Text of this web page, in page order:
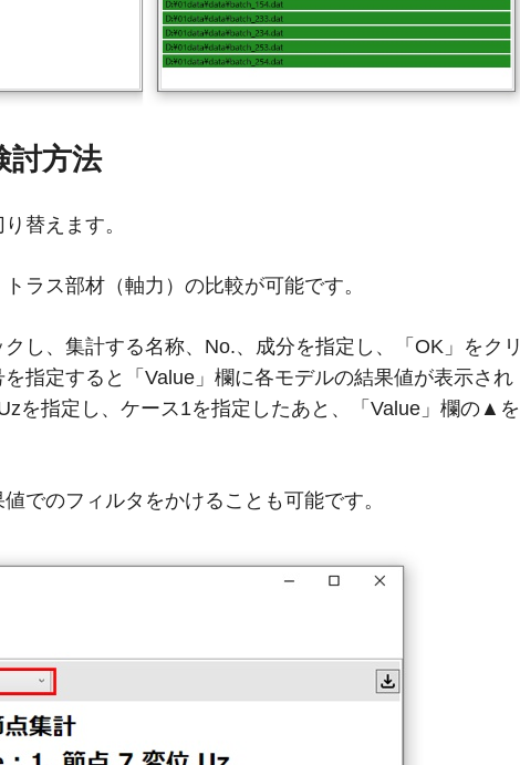
討方法
替えます。
ラス部材（軸力）の比較が可能です。
し、集計する名称、No.、成分を指定し、「OK」をクリ
指定すると
「Value」欄に各モデルの結果値が表示され
を指定し、ケース1を指定したあと、 「Value」欄の ▲を
でのフィルタをかけることも可能です。